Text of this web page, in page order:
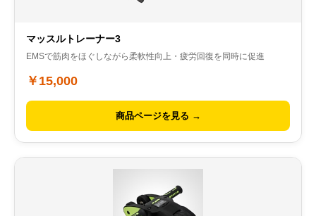
マッスルトレーナー3
EMSで筋肉をほぐしながら柔軟性向上・疲労回復を同時に促進
￥15,000
商品ページを見る →